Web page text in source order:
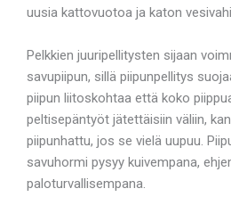
uusia kattovuotoa ja katon
Pelkkien juuripellitysten sijaan
savupiipun, sillä piipunpellitys
piipun liitoskohtaa että koko
peltisepäntyöt jätettäisiin väliin,
piipunhattu, jos se vielä uupuu.
savuhormi pysyy kuivempana,
paloturvallisempana.